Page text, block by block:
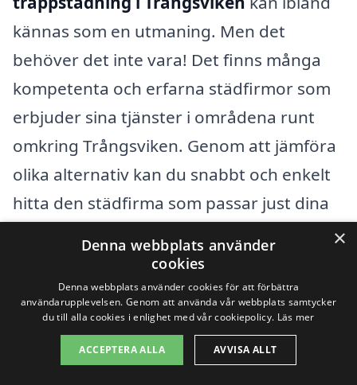
kännas som en utmaning. Men det
behöver det inte vara! Det finns många
kompetenta och erfarna städfirmor som
erbjuder sina tjänster i områdena runt
omkring Trångsviken. Genom att jämföra
olika alternativ kan du snabbt och enkelt
hitta den städfirma som passar just dina
regelbunden trappstädning till mer
omfattande rengöringstjänster.
När du söker efter trappstädning, bör du
överväga att även titta på erbjudanden i
×
Denna webbplats använder
cookies
Denna webbplats använder cookies för att förbättra
användarupplevelsen. Genom att använda vår webbplats samtycker
du till alla cookies i enlighet med vår cookiepolicy. Läs mer
ACCEPTERA ALLA AVVISA ALLT